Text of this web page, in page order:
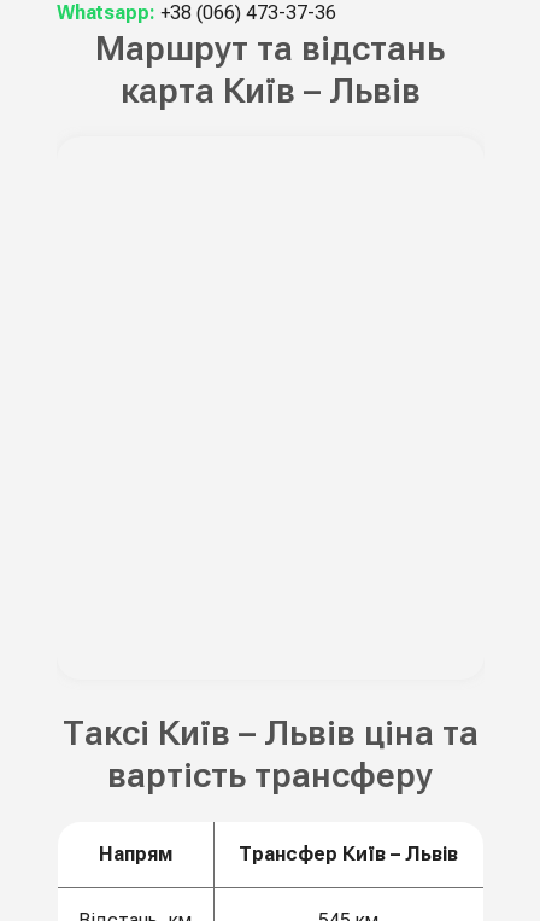
Whatsapp: +38 (066) 473-37-36
Маршрут та відстань
карта Київ – Львів
Таксі Київ – Львів ціна та
вартість трансферу
Напрям Трансфер Київ – Львів